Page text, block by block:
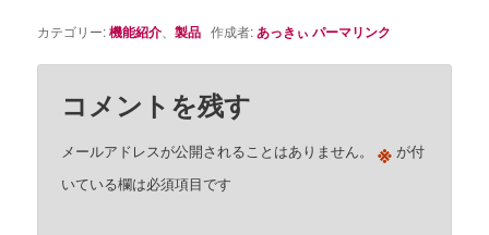
カテゴリー:機能紹介 、製品 作成者:あっきぃ パーマリンク
コメントを残す
メールアドレスが公開されることはありません。 ※ が付
いている欄は必須項目です